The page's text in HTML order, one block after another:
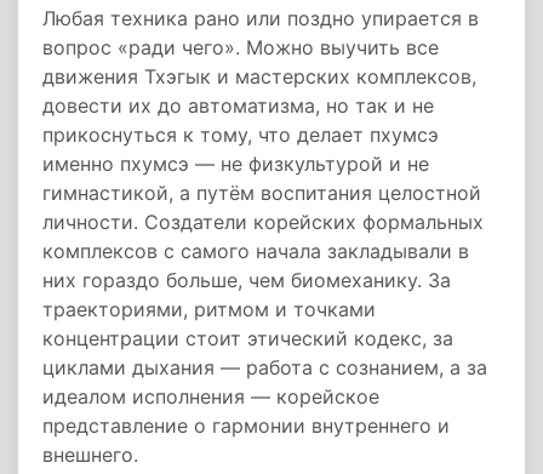
Любая техника рано или поздно упирается в
вопрос «ради чего». Можно выучить все
движения Тхэгык и мастерских комплексов,
довести их до автоматизма, но так и не
прикоснуться к тому, что делает пхумсэ
именно пхумсэ — не физкультурой и не
гимнастикой, а путём воспитания целостной
личности. Создатели корейских формальных
комплексов с самого начала закладывали в
них гораздо больше, чем биомеханику. За
траекториями, ритмом и точками
концентрации стоит этический кодекс, за
циклами дыхания — работа с сознанием, а за
идеалом исполнения — корейское
представление о гармонии внутреннего и
внешнего.